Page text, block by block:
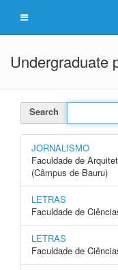
Undergraduate
Search
JORNALISMO
Faculdade de
(Câmpus de Bauru)
LETRAS
Faculdade de
LETRAS
Faculdade de